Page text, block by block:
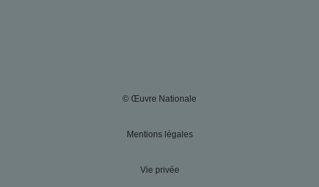
© Œuvre Nationale
Mentions légales
Vie privée